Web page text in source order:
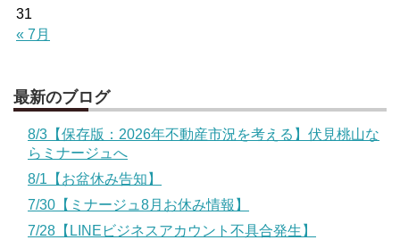
« 7月
31
最新のブログ
8/3【保存版：2026年不動産市況を考える】伏見桃山な
らミナージュへ
8/1【お盆休み告知】
7/30【ミナージュ8月お休み情報】
7/28【LINEビジネスアカウント不具合発生】